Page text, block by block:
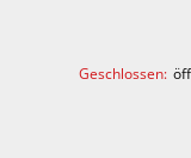
Klicken, um
Geschlossen: